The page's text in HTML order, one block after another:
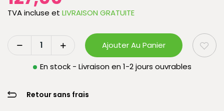
TVA incluse et LIVRAISON GRATUITE
Ajouter Au Panier
En stock - Livraison en 1-2 jours ouvrables
Retour sans frais